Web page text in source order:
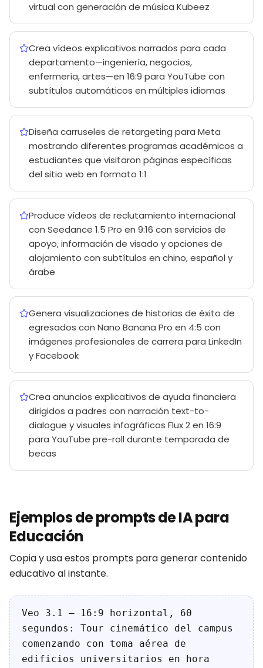
virtual con generación de música Kubeez
Crea vídeos explicativos narrados para cada
departamento—ingeniería, negocios,
enfermería, artes—en 16:9 para YouTube con
subtítulos automáticos en múltiples idiomas
Diseña carruseles de retargeting para Meta
mostrando diferentes programas académicos a
estudiantes que visitaron páginas específicas
del sitio web en formato 1:1
Produce vídeos de reclutamiento internacional
con Seedance 1.5 Pro en 9:16 con servicios de
apoyo, información de visado y opciones de
alojamiento con subtítulos en chino, español y
árabe
Genera visualizaciones de historias de éxito de
egresados con Nano Banana Pro en 4:5 con
imágenes profesionales de carrera para LinkedIn
y Facebook
Crea anuncios explicativos de ayuda financiera
dirigidos a padres con narración text-to-
dialogue y visuales infográficos Flux 2 en 16:9
para YouTube pre-roll durante temporada de
becas
Ejemplos de prompts de IA para
Educación
Copia y usa estos prompts para generar contenido
educativo al instante.
Veo 3.1 — 16:9 horizontal, 60
segundos: Tour cinemático del campus
comenzando con toma aérea de
edificios universitarios en hora